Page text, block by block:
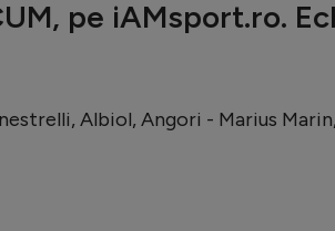
pe iAMsport.ro.
Albiol, Angori - Marius